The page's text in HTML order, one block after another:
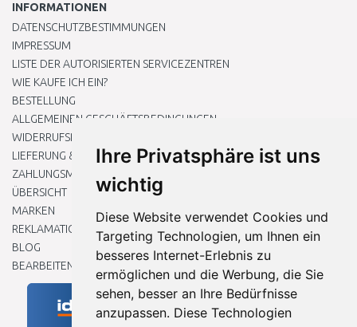
Ihre Privatsphäre ist uns
wichtig
Diese Website verwendet Cookies und
Targeting Technologien, um Ihnen ein
besseres Internet-Erlebnis zu
ermöglichen und die Werbung, die Sie
sehen, besser an Ihre Bedürfnisse
anzupassen. Diese Technologien
INFORMATIONEN
DATENSCHUTZBESTIMMUNGEN
IMPRESSUM
LISTE DER AUTORISIERTEN SERVICEZENTREN
WIE KAUFE ICH EIN?
BESTELLUNG
ALLGEMEINEN GESCHÄFTSBEDINGUNGEN
WIDERRUFSRECHT
LIEFERUNG & ZAHLUNG
ZAHLUNGSMETHODEN
ÜBERSICHT
MARKEN
REKLAMATIONEN UND RETOUREN
BLOG
BEARBEITEN SIE MEINE COOKIE-EINSTELLUNGEN